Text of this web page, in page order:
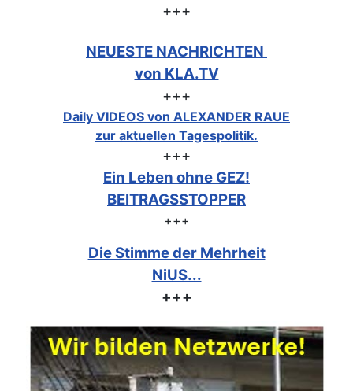
+++
NEUESTE NACHRICHTEN
von KLA.TV
+++
Daily VIDEOS von ALEXANDER RAUE
zur aktuellen Tagespolitik.
+++
Ein Leben ohne GEZ!
BEITRAGSSTOPPER
+++
Die Stimme der Mehrheit
NiUS...
+++